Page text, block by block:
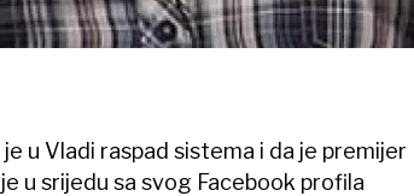
u Vladi raspad sistema i da je premijer
u srijedu sa svog Facebook profila